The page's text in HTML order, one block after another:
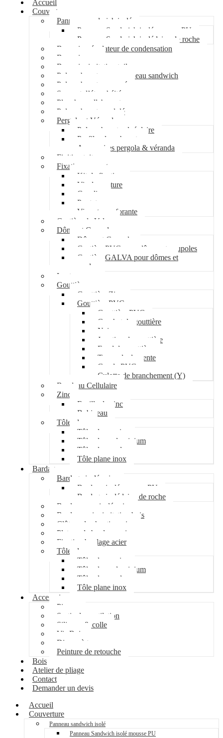
Accueil
Couverture
Panneau sandwich isolé
Panneau Sandwich isolé mousse PU
Panneau Sandwich isolé laine de roche
Bac acier régulateur de condensation
Bac acier sec
Bac acier imitation tuile
Polycarbonate pour panneau sandwich
Polycarbonate nervuré
Support d’étanchéité
Plancher collaborant
Polycarbonate ondulé
Pergola et Véranda
Polycarbonate alvéolaire
Profil polycarbonate
Accessoires pergola & véranda
Finition toiture
Fixation couverture
Kit de fixation
Vis de couture
Cavalier
Pontet
Vis auto-perforante
Costière de Velux
Dôme et Coupole
Dôme et Coupole
Costière PVC pour dômes et coupoles
Costière GALVA pour dômes et
coupoles
Lanterneau
Gouttière
Gouttière Zinc
Gouttière PVC
Gouttière PVC
Crochet de gouttière
Naissance
Jonction de gouttière
Fond de gouttière
Tuyau de descente
Coude PVC
Culotte de branchement (Y)
Bandeau Cellulaire
Zinc
Feuille de zinc
Bobineau
Tôle plane
Tôle plane acier
Tôle plane aluminium
Tôle plane galva
Tôle plane inox
Bardage
Bardage isolé acier
Bardage isolé mousse PU
Bardage isolé laine de roche
Bardage non isolé acier
Bardage acier imitation bois
Clôture de chantier acier
Plateau de bardage acier
Fixation bardage acier
Tôle plane
Tôle plane acier
Tôle plane aluminium
Tôle plane galva
Tôle plane inox
Accessoires
Pipeco
Sortie de ventilation
Silicone & colle
Vis Bois
Disque à tronçonner
Peinture de retouche
Bois
Atelier de pliage
Contact
Demander un devis
Accueil
Couverture
Panneau sandwich isolé
Panneau Sandwich isolé mousse PU